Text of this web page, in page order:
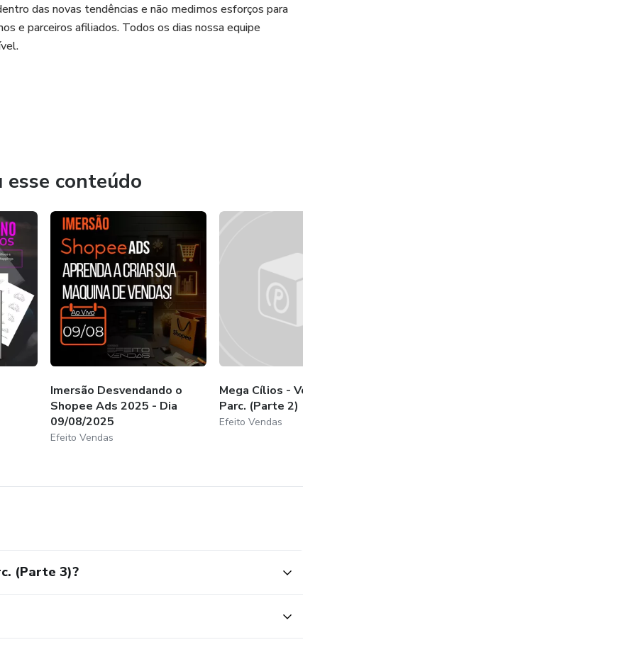
das novas tendências e não medimos esforços para
e parceiros afiliados. Todos os dias nossa equipe
conteúdo
Imersão Desvendando o
Shopee Ads 2025 - Dia
09/08/2025
Efeito Vendas
Mega Cílios - Volume Russo
Parc. (Parte 2)
Efeito Vendas
(Parte 3)?